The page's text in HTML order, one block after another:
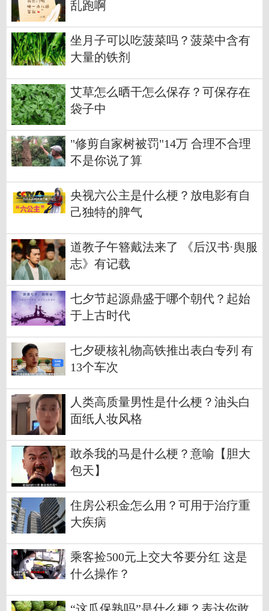
乱跑啊
坐月子可以吃菠菜吗？菠菜中含有
大量的铁剂
艾草怎么晒干怎么保存？可保存在
袋子中
"修剪自家树被罚"14万 合理不合理
不是你说了算
央视六公主是什么梗？放电影有自
己独特的脾气
道教子午簪戴法来了 《后汉书·舆服
志》有记载
七夕节起源鼎盛于哪个朝代？起始
于上古时代
七夕硬核礼物高铁推出表白专列 有
13个车次
人类高质量男性是什么梗？油头白
面纸人妆风格
敢杀我的马是什么梗？意喻【胆大
包天‌】
住房公积金怎么用？可用于治疗重
大疾病
乘客捡500元上交大爷要分红 这是
什么操作？